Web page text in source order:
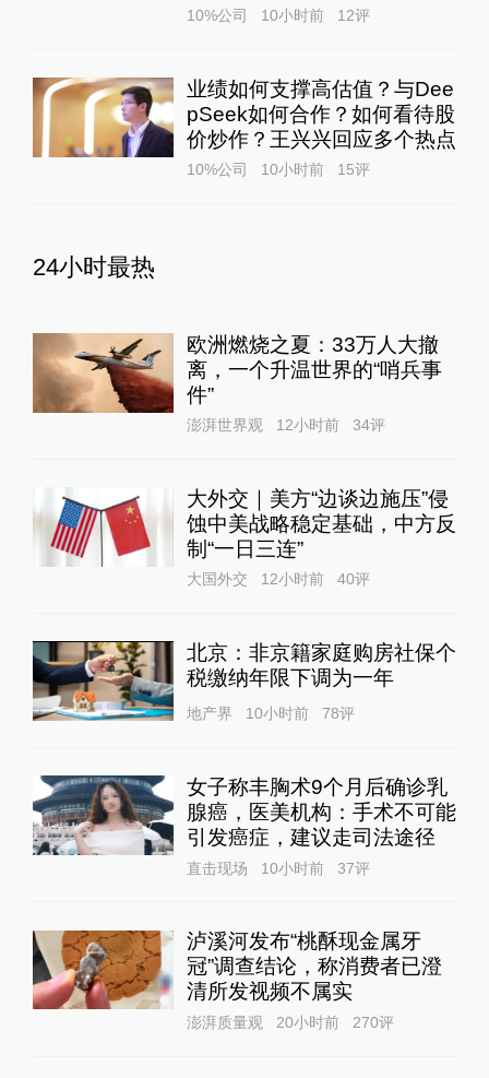
10%公司 10小时前 12评
业绩如何支撑高估值？与Dee
pSeek如何合作？如何看待股
价炒作？王兴兴回应多个热点
10%公司 10小时前 15评
24小时最热
欧洲燃烧之夏：33万人大撤
离，一个升温世界的“哨兵事
件”
澎湃世界观 12小时前 34评
大外交｜美方“边谈边施压”侵
蚀中美战略稳定基础，中方反
制“一日三连”
大国外交 12小时前 40评
北京：非京籍家庭购房社保个
税缴纳年限下调为一年
地产界 10小时前 78评
女子称丰胸术9个月后确诊乳
腺癌，医美机构：手术不可能
引发癌症，建议走司法途径
直击现场 10小时前 37评
泸溪河发布“桃酥现金属牙
冠”调查结论，称消费者已澄
清所发视频不属实
澎湃质量观 20小时前 270评